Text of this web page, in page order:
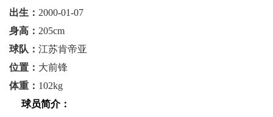
出生： 2000-01-07
身高： 205cm
球队： 江苏肯帝亚
位置： 大前锋
体重： 102kg
球员简介：